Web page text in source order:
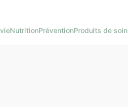
NutritionPréventionProduits de soin